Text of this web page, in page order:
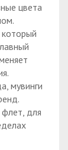
цвета
мувинги
для